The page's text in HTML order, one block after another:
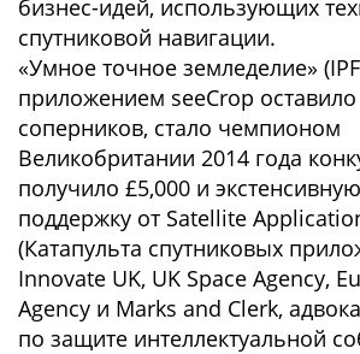
бизнес-идей, использующих
спутниковой навигации.
«Умное точное земледелие»
приложением seeCrop
соперников, стало чемпионом
Великобритании 2014 года
получило £5,000 и
поддержку от Satellite
(Катапульта спутниковых
Innovate UK, UK Space Agency,
Agency и Marks and Clerk,
по защите интеллектуальной